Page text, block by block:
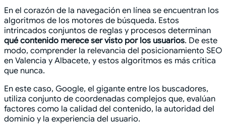
En el corazón de la navegación en línea se encuentran los
algoritmos de los motores de búsqueda. Estos
intrincados conjuntos de reglas y procesos determinan
qué contenido merece ser visto por los usuarios. De este
modo, comprender la relevancia del posicionamiento SEO
en Valencia y Albacete, y estos algoritmos es más crítica
que nunca.
En este caso, Google, el gigante entre los buscadores,
utiliza conjunto de coordenadas complejos que, evalúan
factores como la calidad del contenido, la autoridad del
dominio y la experiencia del usuario.